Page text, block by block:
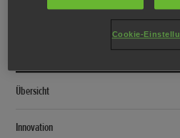
Übersicht
Innovation
Cookie-